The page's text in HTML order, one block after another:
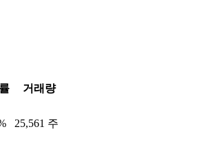
거래량
25,561 주